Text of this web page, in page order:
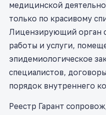
медицинской
только по красивому
Лицензирующий орган
работы и услуги,
эпидемиологическое
специалистов,
порядок внутреннего
Реестр Гарант